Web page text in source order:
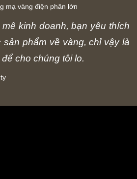
mạ vàng điện phân lớn
kinh doanh, bạn yêu thích
sản phẩm về vàng, chỉ vậy là
cho chúng tôi lo.